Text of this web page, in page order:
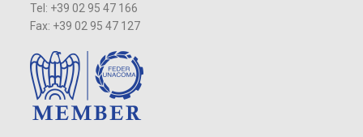
Tel: +39 02 95 47 166
Fax: +39 02 95 47 127